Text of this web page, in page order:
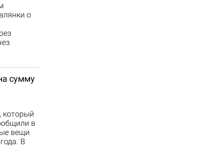
о
сумму
который
в
вещи
В